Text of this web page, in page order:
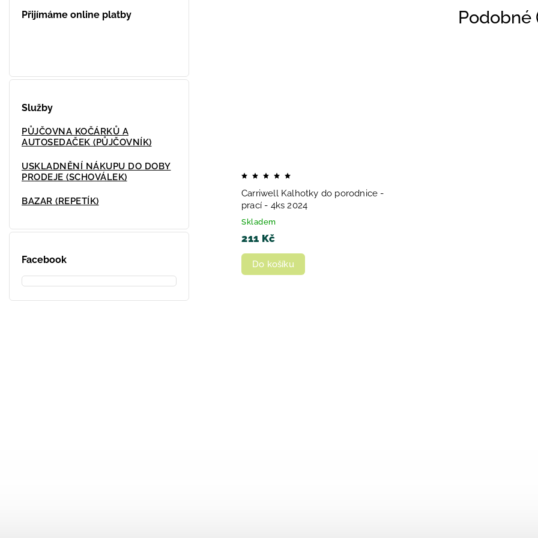
Přijímáme online platby
Služby
PŮJČOVNA KOČÁRKŮ A
AUTOSEDAČEK (PŮJČOVNÍK)
USKLADNĚNÍ NÁKUPU DO DOBY
PRODEJE (SCHOVÁLEK)
BAZAR (REPETÍK)
Facebook
Podobné
Carriwell Kalhotky do porodnice -
prací - 4ks 2024
Skladem
211 Kč
Do košíku